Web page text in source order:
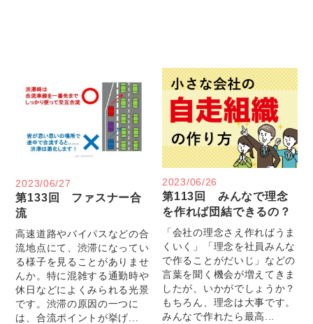
2023/06/27
第133回 ファスナー合
流
高速道路やバイパスなどの合
流地点にて、渋滞になってい
る様子を見ることがありませ
んか。特に混雑する通勤時や
休日などによくみられる光景
です。渋滞の原因の一つに
は、合流ポイントが挙げ...
2023/06/26
第113回 みんなで理念
を作れば団結できるの？
「会社の理念さえ作ればうま
くいく」「理念を社員みんな
で作ることがだいじ」などの
言葉を聞く機会が増えてきま
したが、いかがでしょうか？
もちろん、理念は大事です。
みんなで作れたら最高...